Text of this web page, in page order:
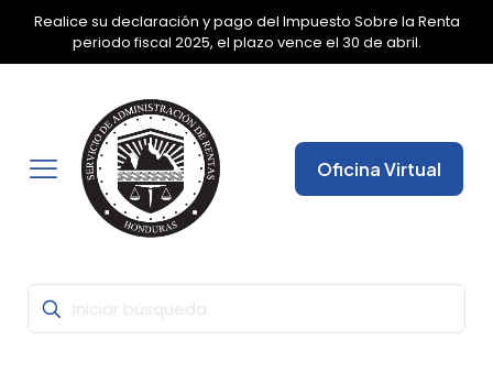
Realice su declaración y pago del Impuesto Sobre la Renta
periodo fiscal 2025, el plazo vence el 30 de abril.
✕
Oficina Virtual